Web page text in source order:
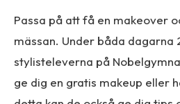
Passa på att få en makeover
mässan. Under båda dagarna
stylisteleverna på
ge dig en gratis makeup eller